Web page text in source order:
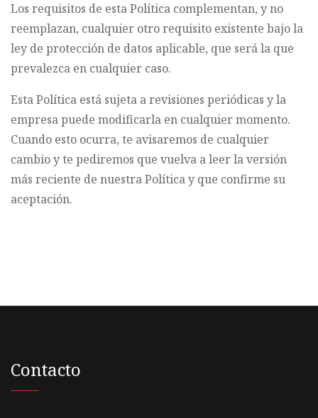
Los requisitos de esta Política complementan, y no
reemplazan, cualquier otro requisito existente bajo la
ley de protección de datos aplicable, que será la que
prevalezca en cualquier caso.
Esta Política está sujeta a revisiones periódicas y la
empresa puede modificarla en cualquier momento.
Cuando esto ocurra, te avisaremos de cualquier
cambio y te pediremos que vuelva a leer la versión
más reciente de nuestra Política y que confirme su
aceptación.
Contacto